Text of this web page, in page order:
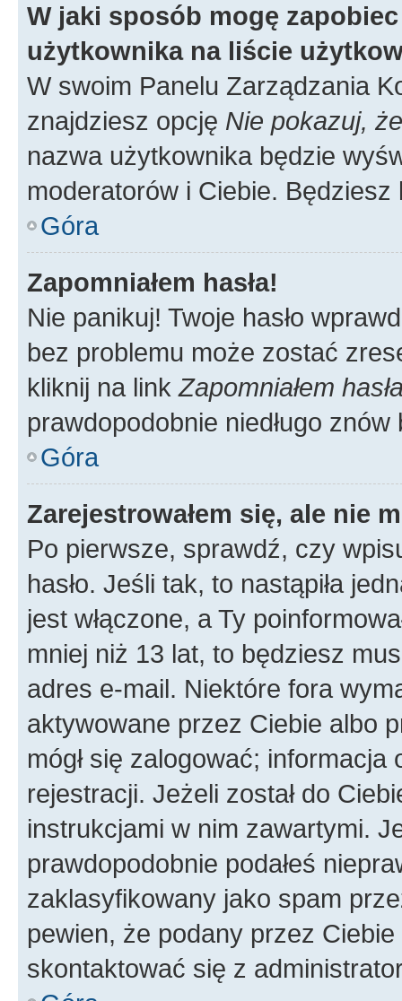
W jaki sposób mogę
użytkownika na liście
W swoim Panelu Zarządzania
znajdziesz opcję Nie pokazuj,
nazwa użytkownika będzie
moderatorów i Ciebie.
Góra
Zapomniałem hasła!
Nie panikuj! Twoje hasło
bez problemu może zostać
kliknij na linkZapomniałem
prawdopodobnie niedługo
Góra
Zarejestrowałem się, ale nie
Po pierwsze, sprawdź, czy
hasło. Jeśli tak, to nastąpiła
jest włączone, a Ty
mniej niż 13 lat, to będziesz
adres e-mail. Niektóre fora
aktywowane przez Ciebie albo
mógł się zalogować;
rejestracji. Jeżeli został do
instrukcjami w nim zawartymi.
prawdopodobnie podałeś
zaklasyfikowany jako spam
pewien, że podany przez
skontaktować się z